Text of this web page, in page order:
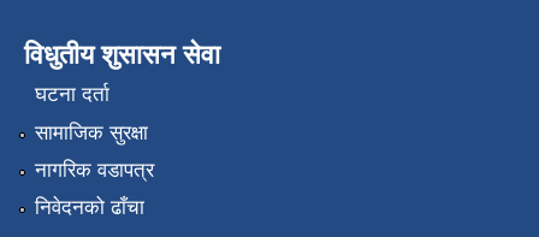
विधुतीय शुसासन सेवा
घटना दर्ता
सामाजिक सुरक्षा
नागरिक वडापत्र
निवेदनको ढाँचा